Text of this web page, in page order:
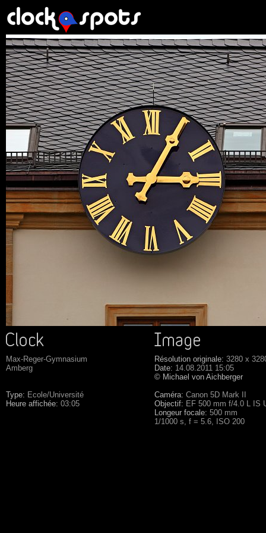
Max-Reger-Gymnasium
Amberg
Type: Ecole/Université
Heure affichée: 03:05
Résolution originale: 3280 x
Date: 14.08.2011 15:05
© Michael von Aichberger
Caméra: Canon 5D Mark II
Objectif: EF 500 mm f/4.0 L IS
Longeur focale: 500 mm
1/1000 s, f = 5.6, ISO 200